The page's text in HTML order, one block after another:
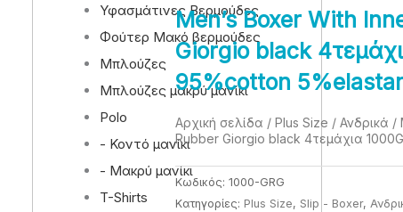
Υφασμάτινες Βερμούδες
Φούτερ Μακό βερμούδες
Μπλούζες
Μπλούζες μακρύ μανίκι
Polo
- Κοντό μανίκι
- Μακρύ μανίκι
T-Shirts
Men’s Boxer With
Giorgio black
95%cotton
Αρχική σελίδα / Plus Size / Ανδρικά /
Rubber Giorgio black 4τεμάχια
Κωδικός: 1000-GRG
Κατηγορίες: Plus Size, Slip - Boxer,